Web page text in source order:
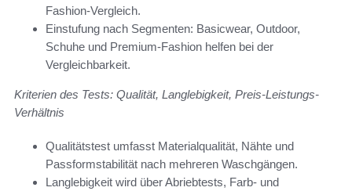
Fashion-Vergleich.
Einstufung nach Segmenten: Basicwear, Outdoor,
Schuhe und Premium-Fashion helfen bei der
Vergleichbarkeit.
Kriterien des Tests: Qualität, Langlebigkeit, Preis-Leistungs-
Verhältnis
Qualitätstest umfasst Materialqualität, Nähte und
Passformstabilität nach mehreren Waschgängen.
Langlebigkeit wird über Abriebtests, Farb- und